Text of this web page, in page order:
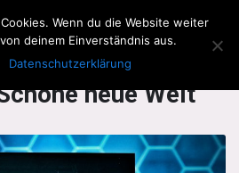
Men
neue Welt
Wenn du die Website weiter
deinem Einverständnis aus.
Datenschutzerklärung